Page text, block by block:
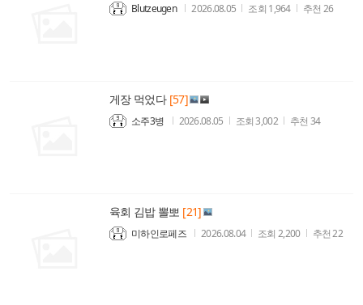
Blutzeugen 2026.08.05 조회 1,964 추천 26
게장 먹었다 [57]
소주3병 2026.08.05 조회3,002 추천 34
육회 김밥 뽈뽀 [21]
미하인로페즈 2026.08.04 조회 2,200 추천22